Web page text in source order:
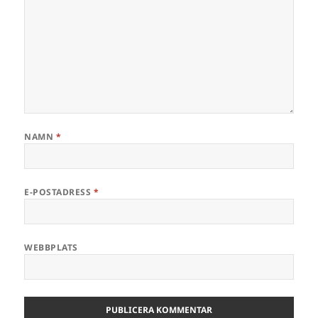
NAMN *
E-POSTADRESS *
WEBBPLATS